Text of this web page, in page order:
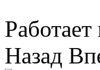
Назад